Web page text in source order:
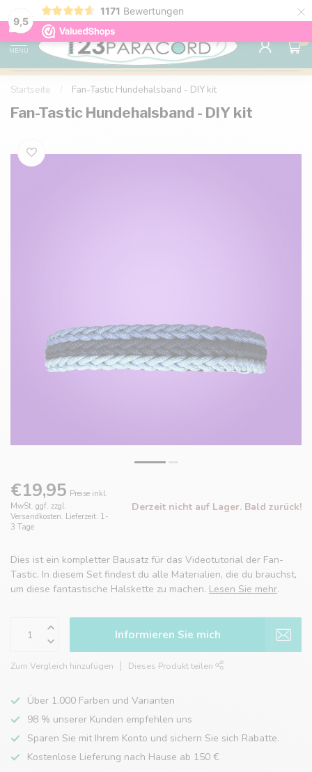
9,5
1171 Bewertungen ×
Sparen Sie mit Ihrem Konto und sichern Sie sich
Rabatte.
MENU
0
Startseite Fan-Tastic Hundehalsband - DIY kit
Fan-Tastic Hundehalsband - DIY kit
€19,95 Preise inkl.
MwSt. ggf. zzgl.
Versandkosten. Lieferzeit: 1-
3 Tage
Derzeit nicht auf Lager. Bald zurück!
Dies ist ein kompletter Bausatz für das Videotutorial der Fan-
Tastic. In diesem Set findest du alle Materialien, die du brauchst,
um diese fantastische Halskette zu machen. Lesen Sie mehr.
Informieren Sie mich
Zum Vergleich hinzufügen Dieses Produkt teilen
Über 1.000 Farben und Varianten
98 % unserer Kunden empfehlen uns
Sparen Sie mit Ihrem Konto und sichern Sie sich Rabatte.
Kostenlose Lieferung nach Hause ab 150 €